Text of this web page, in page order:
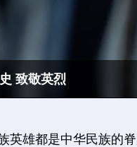
致敬英烈
英雄都是中华民族的